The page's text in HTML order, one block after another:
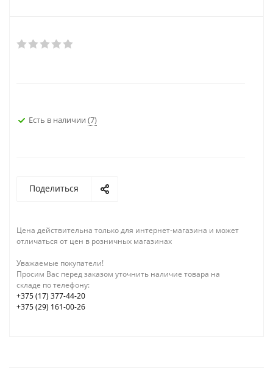
Есть в наличии (7)
Поделиться
Цена действительна только для интернет-магазина и может
отличаться от цен в розничных магазинах
Уважаемые покупатели!
Просим Вас перед заказом уточнить наличие товара на
складе по телефону:
+375 (17) 377-44-20
+375 (29) 161-00-26